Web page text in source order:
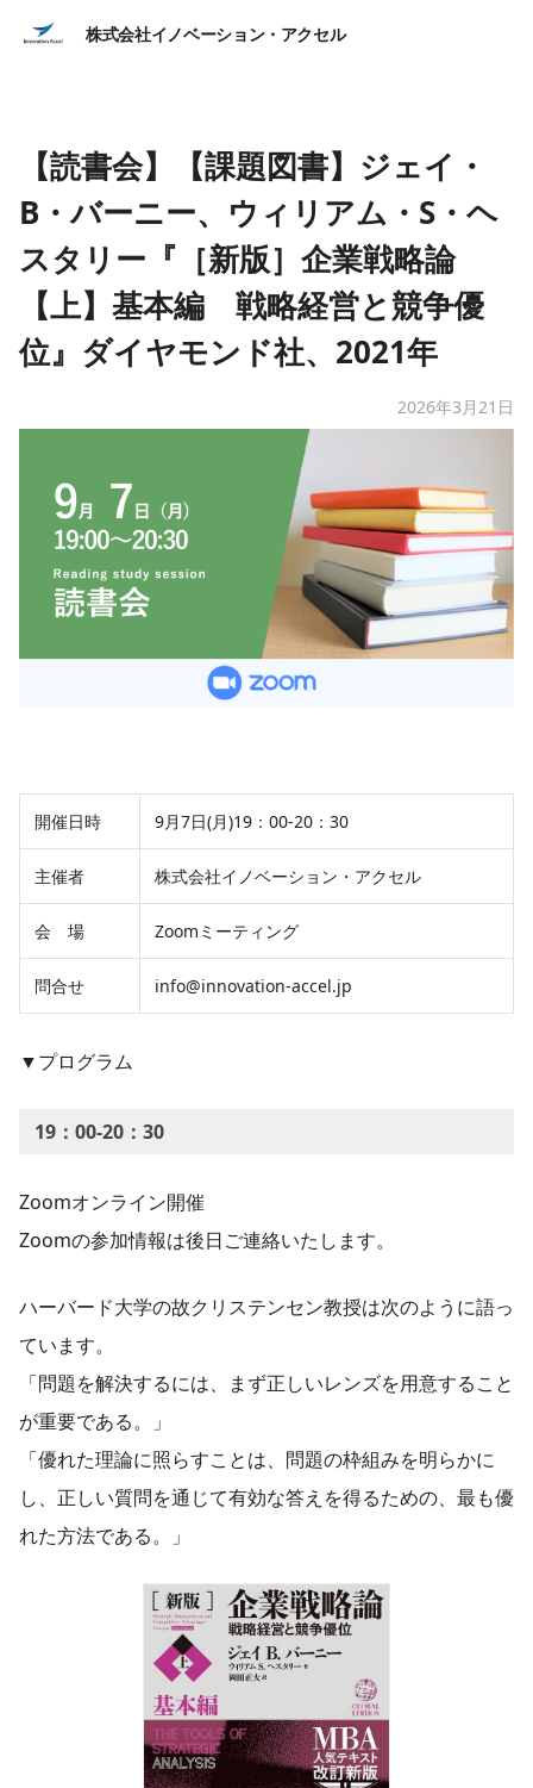
株式会社イノベーション・アクセル
【読書会】【課題図書】ジェイ・
B・バーニー、ウィリアム・S・ヘ
スタリー『［新版］企業戦略論
【上】基本編 戦略経営と競争優
位』ダイヤモンド社、2021年
2026年3月21日
開催日時 9月7日(月)19：00-20：30
主催者 株式会社イノベーション・アクセル
会 場 Zoomミーティング
問合せ info@innovation-accel.jp
▼プログラム
19：00-20：30
Zoomオンライン開催
Zoomの参加情報は後日ご連絡いたします。
ハーバード大学の故クリステンセン教授は次のように語っ
ています。
「問題を解決するには、まず正しいレンズを用意すること
が重要である。」
「優れた理論に照らすことは、問題の枠組みを明らかに
し、正しい質問を通じて有効な答えを得るための、最も優
れた方法である。」